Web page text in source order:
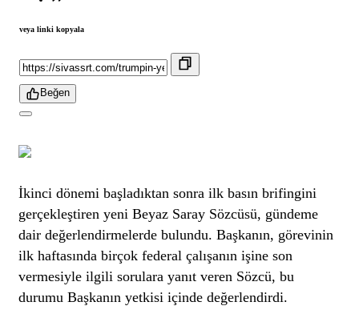
veya linki kopyala
Beğen
İkinci dönemi başladıktan sonra ilk basın brifingini
gerçekleştiren yeni Beyaz Saray Sözcüsü, gündeme
dair değerlendirmelerde bulundu. Başkanın, görevinin
ilk haftasında birçok federal çalışanın işine son
vermesiyle ilgili sorulara yanıt veren Sözcü, bu
durumu Başkanın yetkisi içinde değerlendirdi.